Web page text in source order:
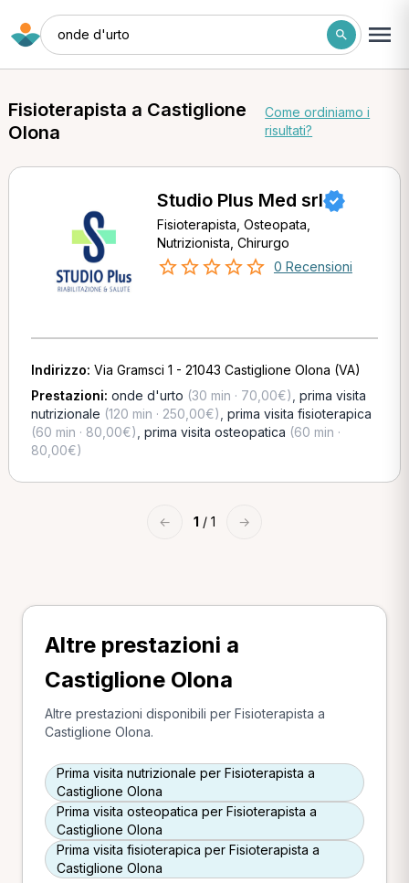
onde d'urto
Fisioterapista a Castiglione
Olona
Come ordiniamo i
risultati?
Studio Plus Med srl
Fisioterapista, Osteopata,
Nutrizionista, Chirurgo
0 Recensioni
Indirizzo: Via Gramsci 1 - 21043 Castiglione Olona (VA)
Prestazioni: onde d'urto (30 min · 70,00€) prima visita
nutrizionale (120 min · 250,00€) prima visita fisioterapica
(60 min · 80,00€) prima visita osteopatica (60 min ·
80,00€)
← 1 / 1 →
Altre prestazioni a
Castiglione Olona
Altre prestazioni disponibili per Fisioterapista a
Castiglione Olona.
Prima visita nutrizionale per Fisioterapista a
Castiglione Olona
Prima visita osteopatica per Fisioterapista a
Castiglione Olona
Prima visita fisioterapica per Fisioterapista a
Castiglione Olona